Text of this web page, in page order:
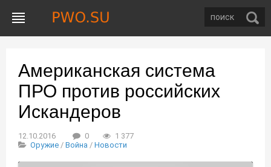
Американская система
ПРО против российских
Искандеров
12.10.2016 0
1 377
Оружие / Война / Новости